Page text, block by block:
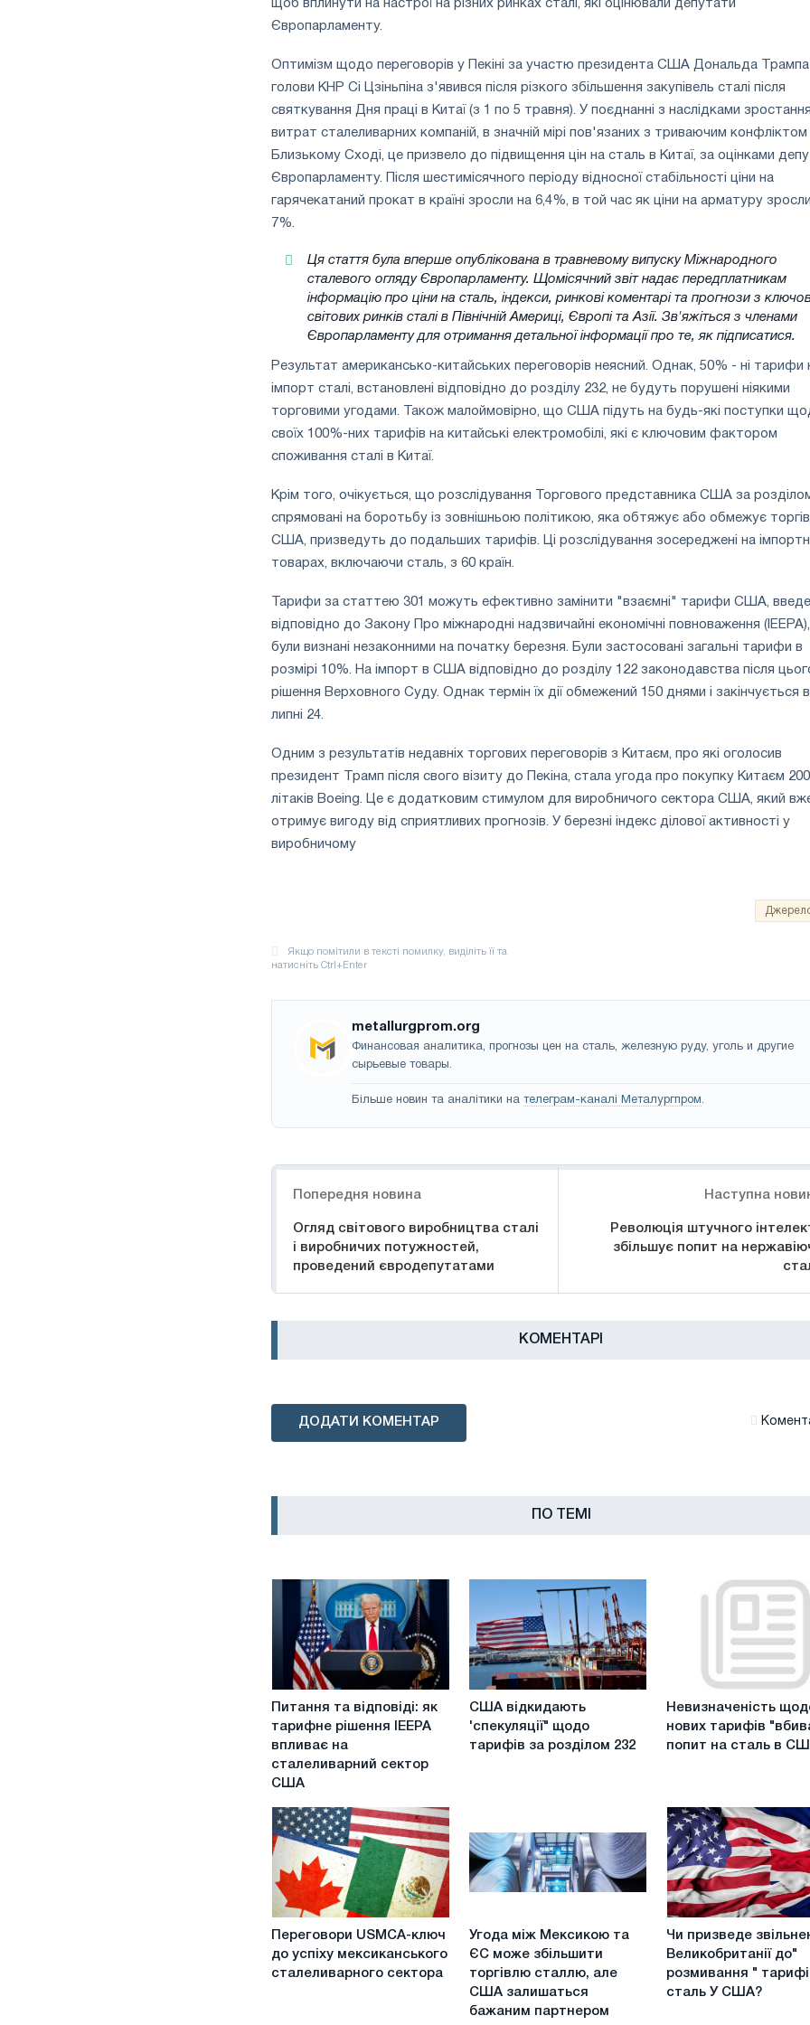
щоб вплинути на настрої на різних ринках сталі, які оцінювали депутати
Європарламенту.
Оптимізм щодо переговорів у Пекіні за участю президента США Дональда Трампа
голови КНР Сі Цзіньпіна з'явився після різкого збільшення закупівель сталі після
святкування Дня праці в Китаї (з 1 по 5 травня). У поєднанні з наслідками
витрат сталеливарних компаній, в значній мірі пов'язаних з триваючим конфліктом
Близькому Сході, це призвело до підвищення цін на сталь в Китаї, за оцінками
Європарламенту. Після шестимісячного періоду відносної стабільності ціни на
гарячекатаний прокат в країні зросли на 6,4%, в той час як ціни на арматуру
7%.
Ця стаття була вперше опублікована в травневому випуску Міжнародного
сталевого огляду Європарламенту. Щомісячний звіт надає передплатникам
інформацію про ціни на сталь, індекси, ринкові коментарі та прогнози з
світових ринків сталі в Північній Америці, Європі та Азії. Зв'яжіться з членами
Європарламенту для отримання детальної інформації про те, як підписатися.
Результат американсько-китайських переговорів неясний. Однак, 50% - ні тарифи
імпорт сталі, встановлені відповідно до розділу 232, не будуть порушені ніякими
торговими угодами. Також малоймовірно, що США підуть на будь-які поступки
своїх 100%-них тарифів на китайські електромобілі, які є ключовим фактором
споживання сталі в Китаї.
Крім того, очікується, що розслідування Торгового представника США за
спрямовані на боротьбу із зовнішньою політикою, яка обтяжує або обмежує
США, призведуть до подальших тарифів. Ці розслідування зосереджені на
товарах, включаючи сталь, з 60 країн.
Тарифи за статтею 301 можуть ефективно замінити "взаємні" тарифи США,
відповідно до Закону Про міжнародні надзвичайні економічні повноваження (IEEPA),
були визнані незаконними на початку березня. Були застосовані загальні тарифи в
розмірі 10%. На імпорт в США відповідно до розділу 122 законодавства після
рішення Верховного Суду. Однак термін їх дії обмежений 150 днями і закінчується в
липні 24.
Одним з результатів недавніх торгових переговорів з Китаєм, про які оголосив
президент Трамп після свого візиту до Пекіна, стала угода про покупку Китаєм 200
літаків Boeing. Це є додатковим стимулом для виробничого сектора США, який
отримує вигоду від сприятливих прогнозів. У березні індекс ділової активності у
виробничому
metallurgprom.org
Финансовая аналитика, прогнозы цен на сталь, железную руду, уголь и другие
сырьевые товары.
Більше новин та аналітики на телеграм-каналі Металургпром.
Попередня новина
Огляд світового виробництва сталі
і виробничих потужностей,
проведений євродепутатами
Наступна
Революція штучного
збільшує попит на
КОМЕНТАРІ
ДОДАТИ КОМЕНТАР
ПО ТЕМІ
Питання
відповіді:
тарифне
IEEPA
впливає
на
сталеливарний
сектор
США
Питання та відповіді: як
тарифне рішення IEEPA
впливає на
сталеливарний сектор
США
США
відкидають
'спекуляції"
щодо
232
США відкидають
'спекуляції" щодо
тарифів за розділом 232
Невизначеність
попит
на
сталь
в
США
Невизначеність
нових тарифів
попит на сталь в
Переговори
USMCA-
ключ
Переговори USMCA-ключ
до успіху мексиканського
сталеливарного сектора
Угода
між
Мексикою
та
ЄС
Угода між Мексикою та
ЄС може збільшити
торгівлю сталлю, але
США залишаться
бажаним партнером
Чи
призведе
звільнення
Великобританії
Чи призведе
Великобританії до"
розмивання "
сталь У США?